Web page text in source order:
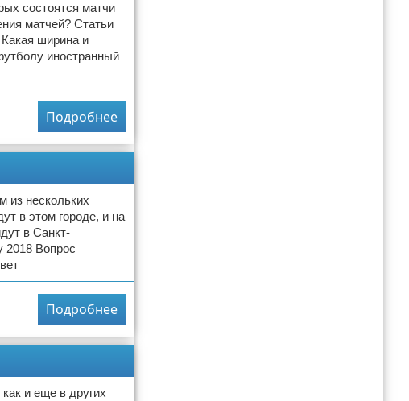
состоятся матчи
матчей? Статьи
ширина и
иностранный
Подробнее
из нескольких
в этом городе, и на
в Санкт-
2018 Вопрос
Подробнее
и еще в других